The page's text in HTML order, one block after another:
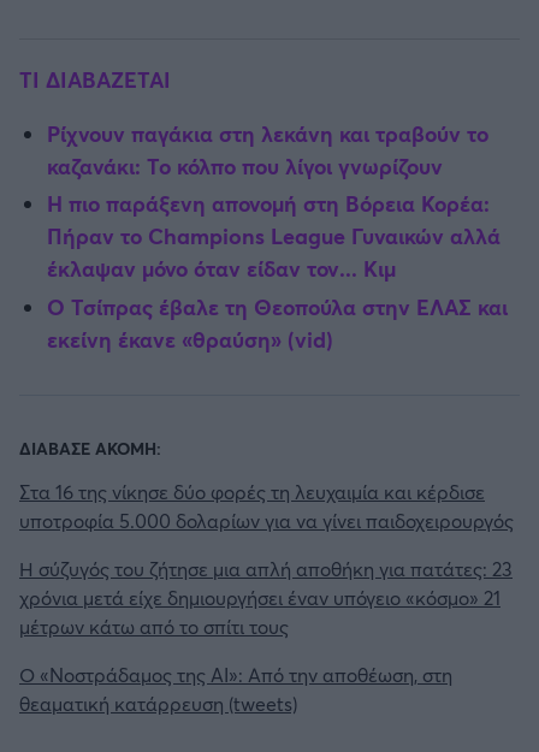
TI ΔΙΑΒΑΖΕΤΑΙ
Ρίχνουν παγάκια στη λεκάνη και τραβούν το
καζανάκι: Το κόλπο που λίγοι γνωρίζουν
Η πιο παράξενη απονομή στη Βόρεια Κορέα:
Πήραν το Champions League Γυναικών αλλά
έκλαψαν μόνο όταν είδαν τον... Κιμ
Ο Τσίπρας έβαλε τη Θεοπούλα στην ΕΛΑΣ και
εκείνη έκανε «θραύση» (vid)
ΔΙΑΒΑΣΕ ΑΚΟΜΗ:
Στα 16 της νίκησε δύο φορές τη λευχαιμία και κέρδισε
υποτροφία 5.000 δολαρίων για να γίνει παιδοχειρουργός
Η σύζυγός του ζήτησε μια απλή αποθήκη για πατάτες: 23
χρόνια μετά είχε δημιουργήσει έναν υπόγειο «κόσμο» 21
μέτρων κάτω από το σπίτι τους
Ο «Νοστράδαμος της AI»: Από την αποθέωση, στη
θεαματική κατάρρευση (tweets)